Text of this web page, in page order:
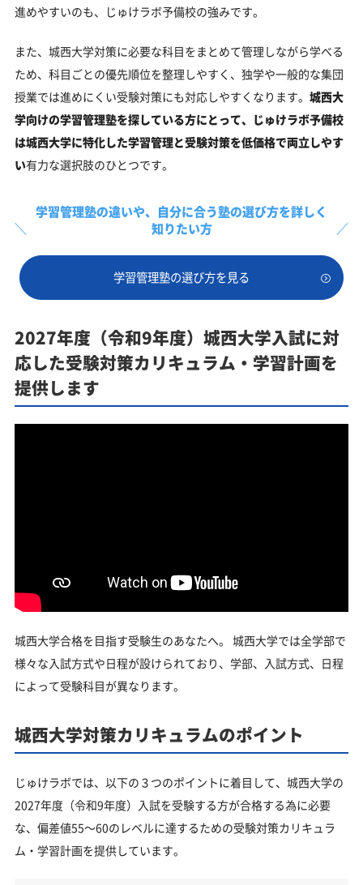
進めやすいのも、じゅけラボ予備校の強みです。
また、城西大学対策に必要な科目をまとめて管理しながら学べる
ため、科目ごとの優先順位を整理しやすく、独学や一般的な集団
授業では進めにくい受験対策にも対応しやすくなります。 城西大
学向けの学習管理塾を探している方にとって、じゅけラボ予備校
は城西大学に特化した学習管理と受験対策を低価格で両立しやす
い有力な選択肢のひとつです。
学習管理塾の違いや、 自分に合う塾の選び方を詳しく
知りたい方
学習管理塾の選び方を見る
2027年度（令和9年度）城西大学入試に対
応した受験対策カリキュラム・学習計画を
提供します
城西大学合格を目指す受験生のあなたへ。 城西大学では全学部で
様々な入試方式や日程が設けられており、学部、入試方式、日程
によって受験科目が異なります。
城西大学対策カリキュラムのポイント
じゅけラボでは、以下の３つのポイントに着目して、城西大学の
2027年度（令和9年度）入試を受験する方が合格する為に必要
な、偏差値55～60のレベルに達するための受験対策カリキュラ
ム・学習計画を提供しています。